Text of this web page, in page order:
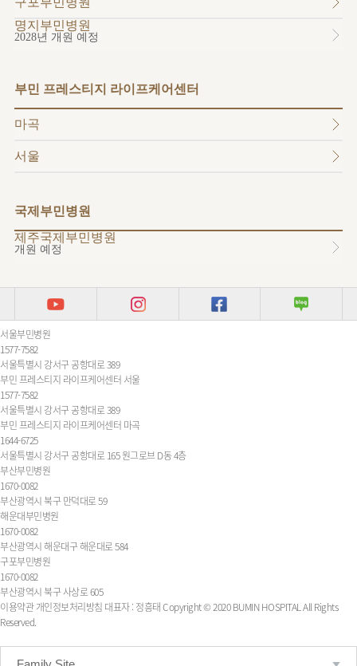
명지부민병원
2028년 개원 예정
부민 프레스티지 라이프케어센터
마곡
서울
국제부민병원
제주국제부민병원
개원 예정
서울부민병원
1577-7582
서울특별시 강서구 공항대로 389
부민 프레스티지 라이프케어센터 서울
1577-7582
서울특별시 강서구 공항대로 389
부민 프레스티지 라이프케어센터 마곡
1644-6725
서울특별시 강서구 공항대로 165 원그로브 D동 4층
부산부민병원
1670-0082
부산광역시 북구 만덕대로 59
해운대부민병원
1670-0082
부산광역시 해운대구 해운대로 584
구포부민병원
1670-0082
부산광역시 북구 사상로 605
이용약관 개인정보처리방침 대표자 : 정흥태Copyright © 2020 BUMIN HOSPITAL All Rights
Reserved.